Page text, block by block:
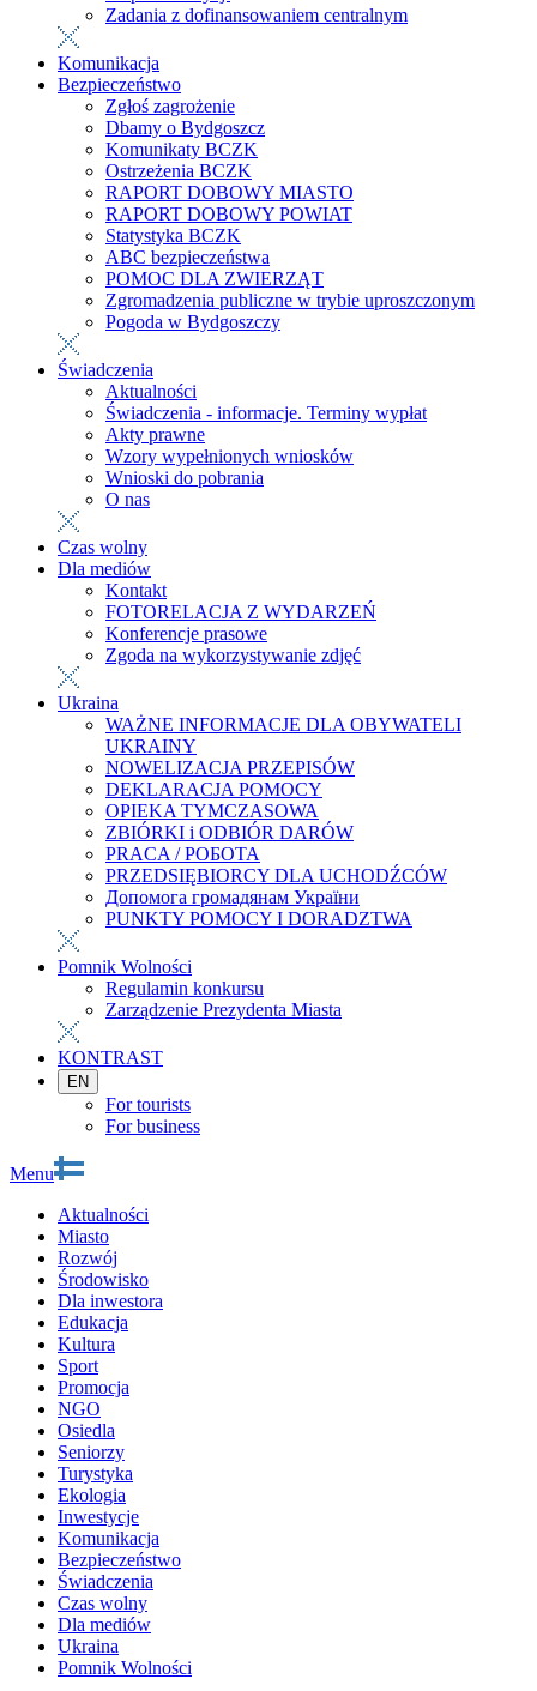
Zadania z dofinansowaniem centralnym
Komunikacja
Bezpieczeństwo
Zgłoś zagrożenie
Dbamy o Bydgoszcz
Komunikaty BCZK
Ostrzeżenia BCZK
RAPORT DOBOWY MIASTO
RAPORT DOBOWY POWIAT
Statystyka BCZK
ABC bezpieczeństwa
POMOC DLA ZWIERZĄT
Zgromadzenia publiczne w trybie uproszczonym
Pogoda w Bydgoszczy
Świadczenia
Aktualności
Świadczenia - informacje. Terminy wypłat
Akty prawne
Wzory wypełnionych wniosków
Wnioski do pobrania
O nas
Czas wolny
Dla mediów
Kontakt
FOTORELACJA Z WYDARZEŃ
Konferencje prasowe
Zgoda na wykorzystywanie zdjęć
Ukraina
WAŻNE INFORMACJE DLA OBYWATELI
UKRAINY
NOWELIZACJA PRZEPISÓW
DEKLARACJA POMOCY
OPIEKA TYMCZASOWA
ZBIÓRKI i ODBIÓR DARÓW
PRACA / РОБОТА
PRZEDSIĘBIORCY DLA UCHODŹCÓW
Допомога громадянам України
PUNKTY POMOCY I DORADZTWA
Pomnik Wolności
Regulamin konkursu
Zarządzenie Prezydenta Miasta
KONTRAST
EN
For tourists
For business
Menu
Aktualności
Miasto
Rozwój
Środowisko
Dla inwestora
Edukacja
Kultura
Sport
Promocja
NGO
Osiedla
Seniorzy
Turystyka
Ekologia
Inwestycje
Komunikacja
Bezpieczeństwo
Świadczenia
Czas wolny
Dla mediów
Ukraina
Pomnik Wolności